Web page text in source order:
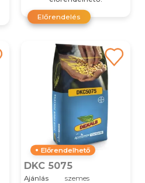
Előrendelés
Előrendelhető
DKC 5075
Ajánlás
szemes